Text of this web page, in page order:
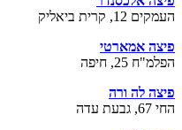
העמקים 12, קרית ביאליק
פיצה אמארטי
הפלמ"ח 25, חיפה
פיצה לה ורה
החי 67, גבעת עדה